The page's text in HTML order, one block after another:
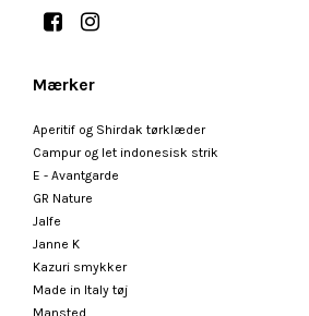
Mærker
Aperitif og Shirdak tørklæder
Campur og let indonesisk strik
E - Avantgarde
GR Nature
Jalfe
Janne K
Kazuri smykker
Made in Italy tøj